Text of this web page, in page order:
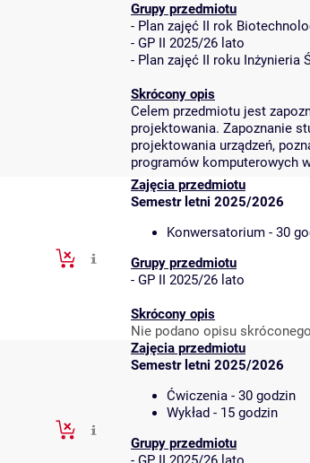
Grupy przedmiotu
- Plan zajęć II rok
- GP II 2025/26 lato
- Plan zajęć II roku Inżynieria
Skrócony opis
Celem przedmiotu jest
projektowania. Zapoznanie
projektowania urządzeń,
programów komputerowych
Zajęcia przedmiotu
Semestr letni 2025/2026
Konwersatorium - 30
Grupy przedmiotu
- GP II 2025/26 lato
Skrócony opis
Nie podano opisu
Zajęcia przedmiotu
Semestr letni 2025/2026
Ćwiczenia - 30 godzin
Wykład - 15 godzin
Grupy przedmiotu